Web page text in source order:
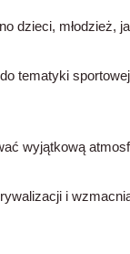
dzieci, młodzież,
tematyki
wyjątkową
i